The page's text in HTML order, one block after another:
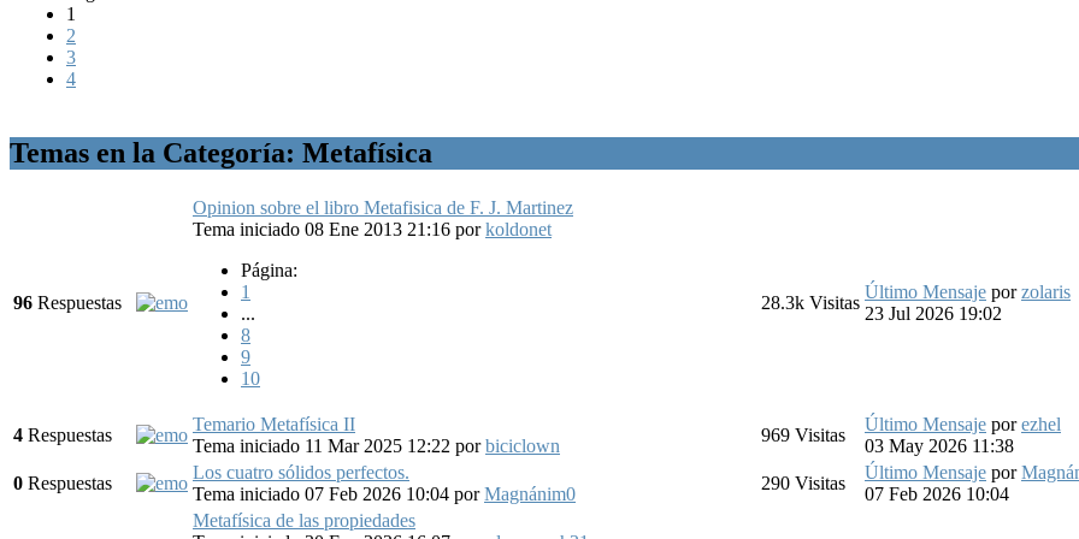
1
2
3
4
Temas en la Categoría: Metafísica
96 Respuestas
Opinion sobre el libro Metafisica de F. J. Martinez
Tema iniciado 08 Ene 2013 21:16 porkoldonet
Página:
1
...
8
9
10
28.3k Visitas
Último Mensaje porzolaris
23 Jul 2026 19:02
4 Respuestas
Temario Metafísica II
Tema iniciado 11 Mar 2025 12:22 porbiciclown
969 Visitas
Último Mensaje porezhel
03 May 2026 11:38
0 Respuestas
Los cuatro sólidos perfectos.
Tema iniciado 07 Feb 2026 10:04 porMagnánim0
290 Visitas
Último Mensaje por
07 Feb 2026 10:04
Metafísica de las propiedades